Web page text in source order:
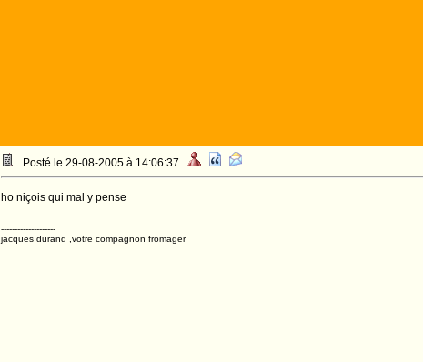
Posté le 29-08-2005 à 14:06:37
ho niçois qui mal y pense
--------------------
jacques durand ,votre compagnon fromager